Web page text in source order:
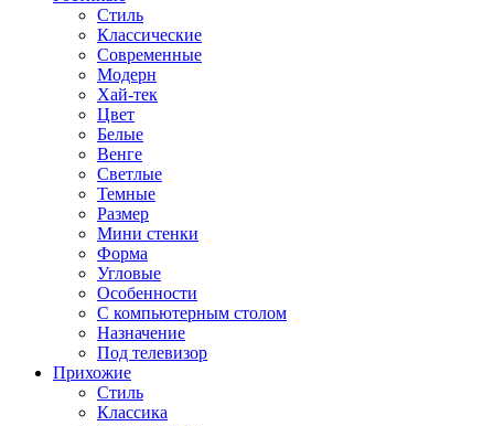
Стиль
Классические
Современные
Модерн
Хай-тек
Цвет
Белые
Венге
Светлые
Темные
Размер
Мини стенки
Форма
Угловые
Особенности
С компьютерным столом
Назначение
Под телевизор
Прихожие
Стиль
Классика